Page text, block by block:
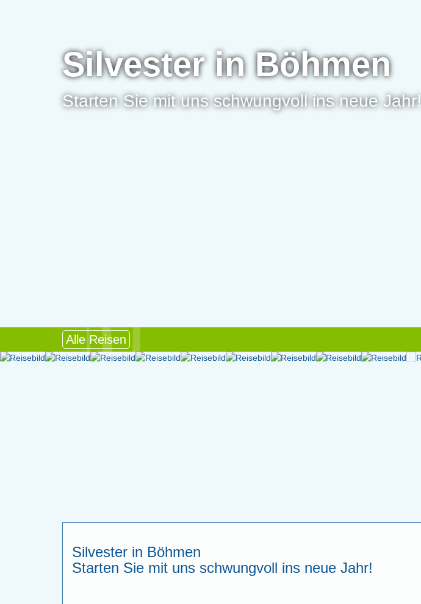
Silvester in Böhmen
Starten Sie mit uns schwungvoll ins neue Jahr!
Alle Reisen
Silvester in Böhmen
Starten Sie mit uns schwungvoll ins neue Jahr!